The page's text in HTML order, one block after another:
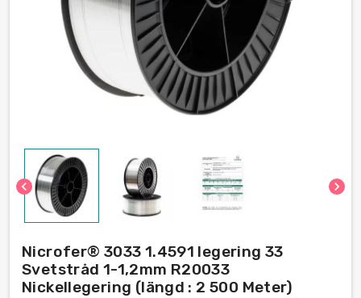
chevron_left chevron_right
Nicrofer® 3033 1.4591 legering 33
Svetstråd 1-1,2mm R20033
Nickellegering (längd : 2 500 Meter)